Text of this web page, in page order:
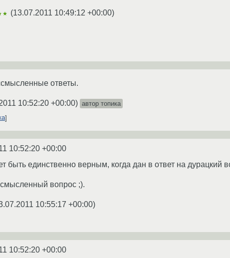
(13.07.2011 10:49:12 +00:00)
ответы.
10:52:20 +00:00) автор топика
10:52:20 +00:00
быть единственно верным, когда дан в ответ на дурацкий
вопрос ;).
10:55:17 +00:00)
10:52:20 +00:00